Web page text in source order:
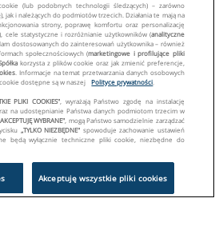
(lub podobnych technologii śledzących) – zarówno
), jak i należących do podmiotów trzecich. Działania te mają na
strony, poprawę komfortu oraz personalizację
), cele statystyczne i rozróżnianie użytkowników (analityczne
dostosowanych do zainteresowań użytkownika – również
społecznościowych (marketingowe i profilujące pliki
korzysta z plików cookie oraz jak zmienić preferencje,
. Informacje na temat przetwarzania danych osobowych
dostępne są w naszej
Polityce prywatności
PLIKI COOKIES" , wyrażają Państwo zgodę na instalację
na udostępnianie Państwa danych podmiotom trzecim w
WYBRANE" , mogą Państwo samodzielnie zarządzać
„TYLKO NIEZBĘDNE" spowoduje zachowanie ustawień
będą wyłącznie techniczne pliki cookie, niezbędne do
Akceptuję wszystkie pliki cookies